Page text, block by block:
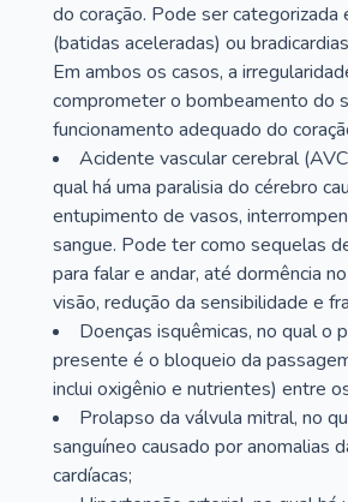
do coração. Pode ser categorizada
(batidas aceleradas) ou
Em ambos os casos, a
comprometer o bombeamento do
funcionamento adequado do
Acidente vascular cerebral
qual há uma paralisia do cérebro
entupimento de vasos,
sangue. Pode ter como sequelas
para falar e andar, até dormência
visão, redução da sensibilidade e
Doenças isquêmicas, no qual o
presente é o bloqueio da
inclui oxigênio e nutrientes) entre
Prolapso da válvula mitral, no
sanguíneo causado por anomalias
cardíacas;